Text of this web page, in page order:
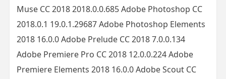
Muse CC 2018 2018.0.0.685 Adobe Photoshop CC
2018.0.1 19.0.1.29687 Adobe Photoshop Elements
2018 16.0.0 Adobe Prelude CC 2018 7.0.0.134
Adobe Premiere Pro CC 2018 12.0.0.224 Adobe
Premiere Elements 2018 16.0.0 Adobe Scout CC